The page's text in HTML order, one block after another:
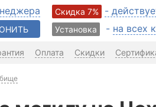
Скидка 7% -
Установка - на всех
Оплата Скидки